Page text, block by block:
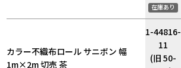
在庫あり
カラー不織布ロール サニボン 幅
1m×2m 切売 茶
1-44816-
11
(旧 50-